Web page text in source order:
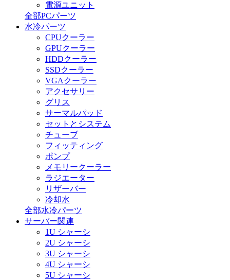
電源ユニット
全部PCパーツ
水冷パーツ
CPUクーラー
GPUクーラー
HDDクーラー
SSDクーラー
VGAクーラー
アクセサリー
グリス
サーマルパッド
セットとシステム
チューブ
フィッティング
ポンプ
メモリークーラー
ラジエーター
リザーバー
冷却水
全部水冷パーツ
サーバー関連
1U シャーシ
2U シャーシ
3U シャーシ
4U シャーシ
5U シャーシ